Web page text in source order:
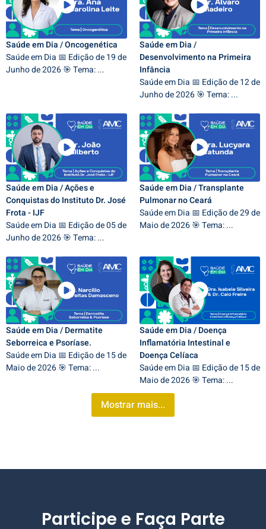
Saúde em Dia / Oncogenética
Saúde em Dia 📅 Edição de 19 de
Junho de 2026 🎯 Tema: ...
Saúde em Dia /
Desenvolvimento na Primeira
Infância
Saúde em Dia 📅 Edição de 12 de
Junho de 2026 🎯 Tema: ...
Saúde em Dia / Ações e
Conquistas do Instituto Dr. José
Frota - IJF
Saúde em Dia 📅 Edição de 05 de
Junho de 2026 🎯 Tema: ...
Saúde em Dia / Transplante
Pulmonar no Ceará
Saúde em Dia 📅 Edição de 29 de
Maio de 2026 🎯 Tema: ...
Saúde em Dia / Dermatite
Seborreica e Psoríase.
Saúde em Dia 📅 Edição de 15 de
Maio de 2026 🎯 Tema: ...
Saúde em Dia / Doença
Inflamatória Intestinal e
Doença Celíaca
Saúde em Dia 📅 Edição de 15 de
Maio de 2026 🎯 Tema: ...
Mostrar mais...
Participe e Faça Parte